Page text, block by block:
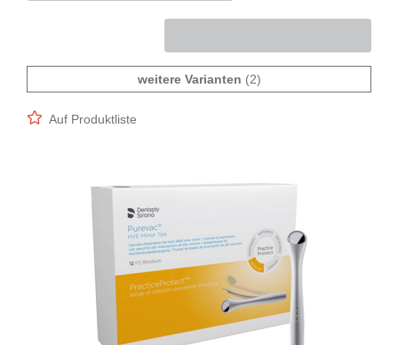
weitere Varianten (2)
Auf Produktliste